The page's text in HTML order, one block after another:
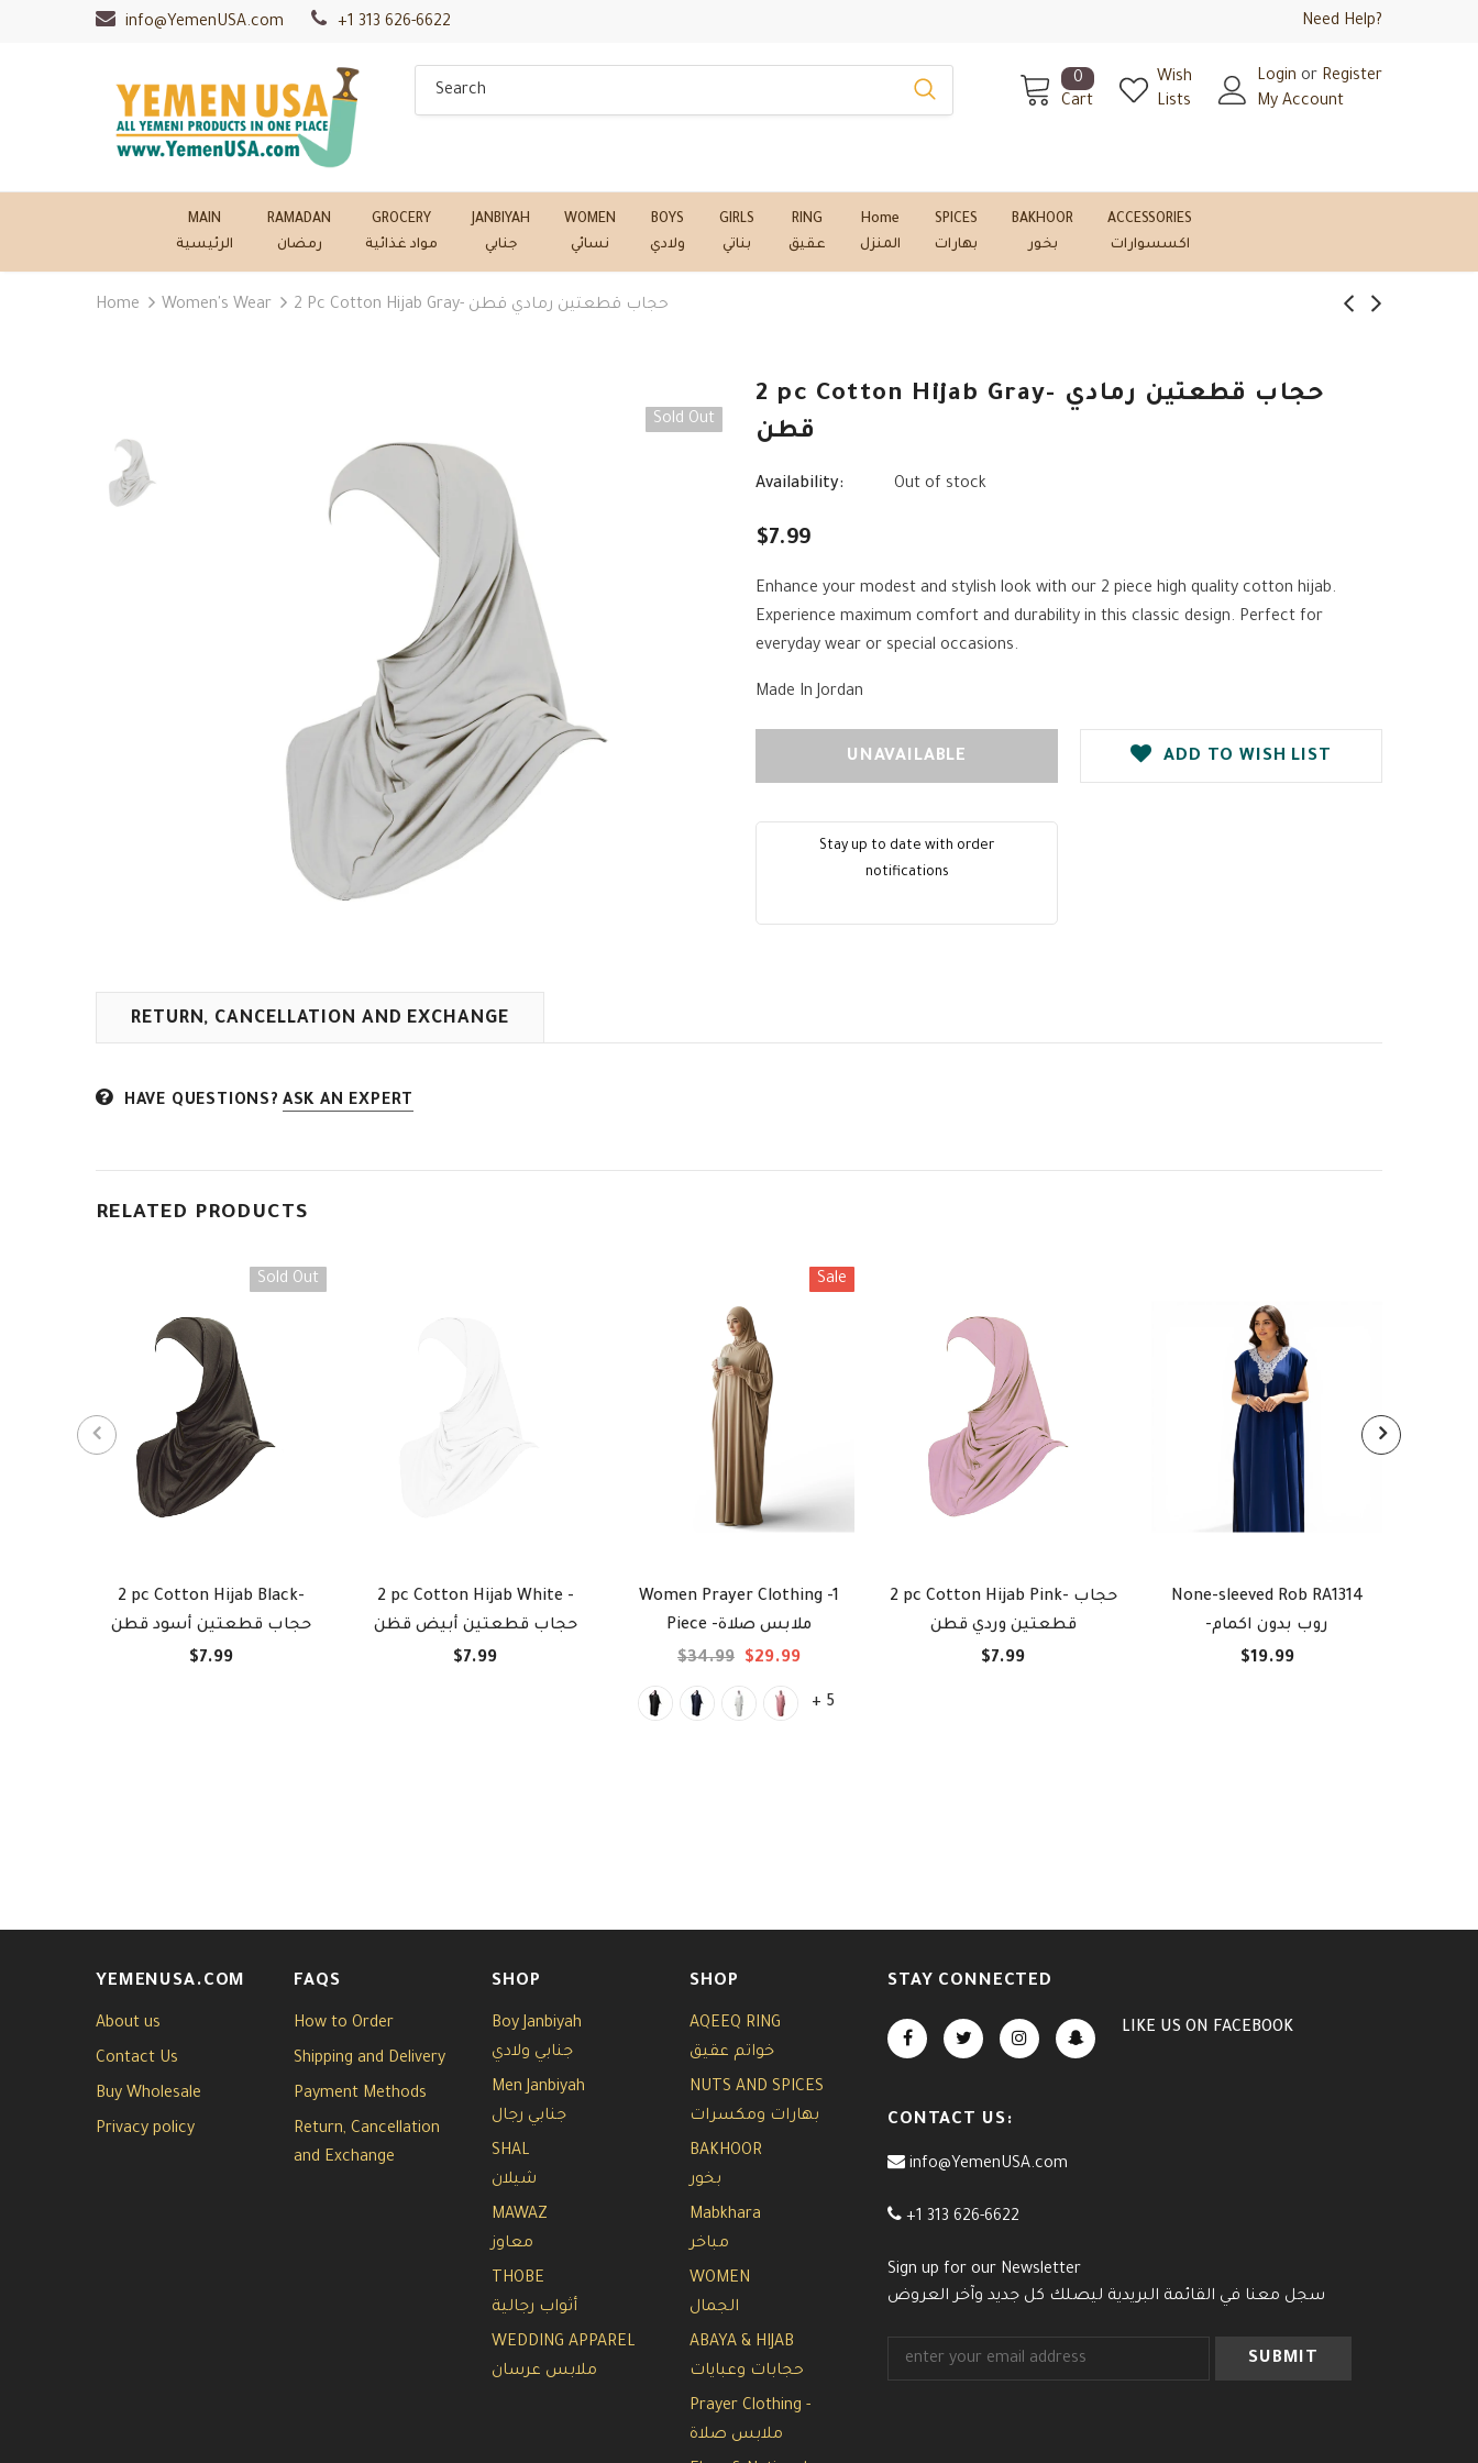
info@YemenUSA.com +1 313 626-6622 Need Help?
0
Cart
Wish
Lists
Login or Register
My Account
MAIN
الرئيسية
RAMADAN
رمضان
GROCERY
مواد غذائية
JANBIYAH
جنابي
WOMEN
نسائي
BOYS
ولادي
GIRLS
بناتي
RING
عقيق
Home
المنزل
SPICES
بهارات
BAKHOOR
بخور
ACCESSORIES
اكسسوارات
Home Women's Wear 2 Pc Cotton Hijab Gray- حجاب قطعتين رمادي قطن
Sold Out
2 pc Cotton Hijab Gray- حجاب قطعتين رمادي
قطن
Availability: Out of stock
$7.99
Enhance your modest and stylish look with our 2 piece high quality cotton hijab.
Experience maximum comfort and durability in this classic design. Perfect for
everyday wear or special occasions.
Made In Jordan
ADD TO WISH LIST
Stay up to date with order
notifications
RETURN, CANCELLATION AND EXCHANGE
HAVE QUESTIONS? ASK AN EXPERT
RELATED PRODUCTS
Sold Out
2 pc Cotton Hijab Black-
حجاب قطعتين أسود قطن
$7.99
2 pc Cotton Hijab White -
حجاب قطعتين أبيض قظن
$7.99
Sale
Women Prayer Clothing -1
Piece -ملابس صلاة
$34.99 $29.99
+ 5
2 pc Cotton Hijab Pink- حجاب
قطعتين وردي قطن
$7.99
None-sleeved Rob RA1314
-روب بدون اكمام
$19.99
YEMENUSA.COM
About us
Contact Us
Buy Wholesale
Privacy policy
FAQS
How to Order
Shipping and Delivery
Payment Methods
Return, Cancellation
and Exchange
SHOP
Boy Janbiyah
جنابي ولادي
Men Janbiyah
جنابي رجال
SHAL
شيلان
MAWAZ
معاوز
THOBE
أثواب رجالية
WEDDING APPAREL
ملابس عرسان
SHOP
AQEEQ RING
خواتم عقيق
NUTS AND SPICES
بهارات ومكسرات
BAKHOOR
بخور
Mabkhara
مباخر
WOMEN
الجمال
ABAYA & HIJAB
حجابات وعبايات
Prayer Clothing -
ملابس صلاة
STAY CONNECTED
LIKE US ON FACEBOOK
CONTACT US:
info@YemenUSA.com
+1 313 626-6622
Sign up for our Newsletter
سجل معنا في القائمة البريدية ليصلك كل جديد وآخر العروض